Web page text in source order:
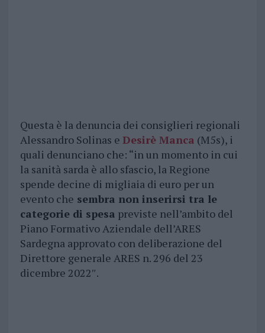
Questa è la denuncia dei consiglieri regionali
Alessandro Solinas e Desirè Manca (M5s), i
quali denunciano che: “in un momento in cui
la sanità sarda è allo sfascio, la Regione
spende decine di migliaia di euro per un
evento che sembra non inserirsi tra le
categorie di spesa previste nell’ambito del
Piano Formativo Aziendale dell’ARES
Sardegna approvato con deliberazione del
Direttore generale ARES n. 296 del 23
dicembre 2022″.